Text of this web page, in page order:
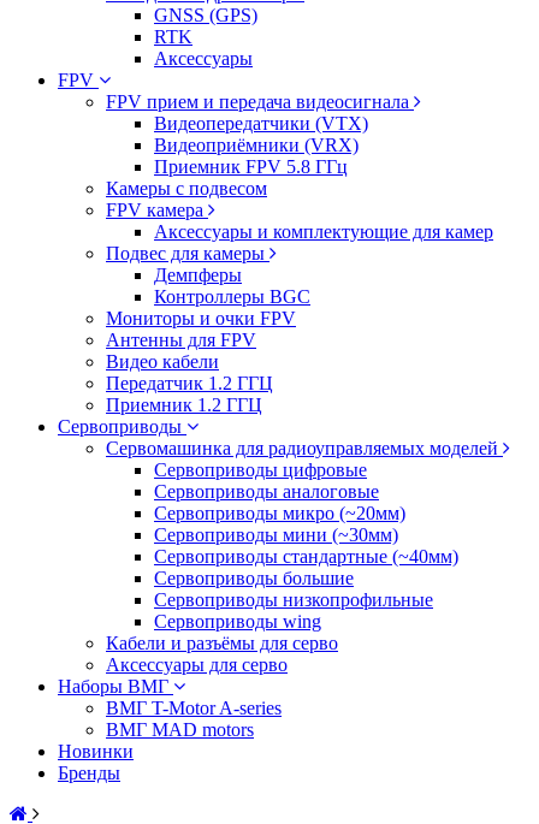
GNSS (GPS)
RTK
Аксессуары
FPV
FPV прием и передача видеосигнала
Видеопередатчики (VTX)
Видеоприёмники (VRX)
Приемник FPV 5.8 ГГц
Камеры с подвесом
FPV камера
Аксессуары и комплектующие для камер
Подвес для камеры
Демпферы
Контроллеры BGC
Мониторы и очки FPV
Антенны для FPV
Видео кабели
Передатчик 1.2 ГГЦ
Приемник 1.2 ГГЦ
Сервоприводы
Сервомашинка для радиоуправляемых моделей
Сервоприводы цифровые
Сервоприводы аналоговые
Сервоприводы микро (~20мм)
Сервоприводы мини (~30мм)
Сервоприводы стандартные (~40мм)
Сервоприводы большие
Сервоприводы низкопрофильные
Сервоприводы wing
Кабели и разъёмы для серво
Аксессуары для серво
Наборы ВМГ
ВМГ T-Motor A-series
ВМГ MAD motors
Новинки
Бренды